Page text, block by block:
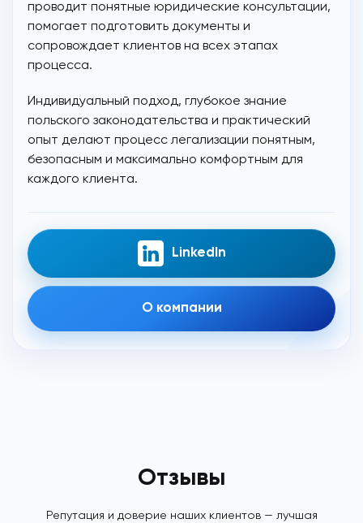
проводит понятные юридические консультации,
помогает подготовить документы и
сопровождает клиентов на всех этапах
процесса.
Индивидуальный подход, глубокое знание
польского законодательства и практический
опыт делают процесс легализации понятным,
безопасным и максимально комфортным для
каждого клиента.
LinkedIn
О компании
Отзывы
Репутация и доверие наших клиентов — лучшая